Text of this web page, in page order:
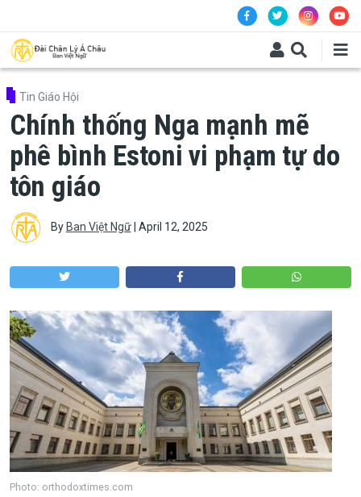
Tin Giáo Hội
Chính thống Nga mạnh mẽ
phê bình Estoni vi phạm tự do
tôn giáo
By Ban Việt Ngữ| April 12, 2025
Photo: orthodoxtimes.com